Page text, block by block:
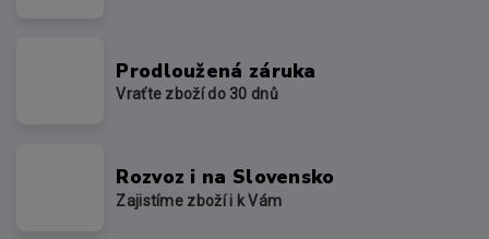
Prodloužená záruka
Vraťte zboží do 30 dnů
Rozvoz i na Slovensko
Zajistíme zboží i k Vám